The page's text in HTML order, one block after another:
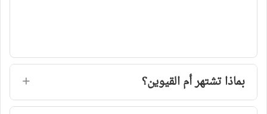
بماذا تشتهر أم القيوين؟